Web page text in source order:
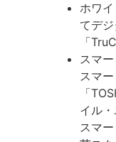
ホワ
てデ
「
スマ
スマ
「
イル・
スマ